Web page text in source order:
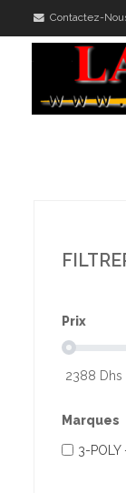
Contactez-
Prix
2388 Dhs
Marques
3-POLY